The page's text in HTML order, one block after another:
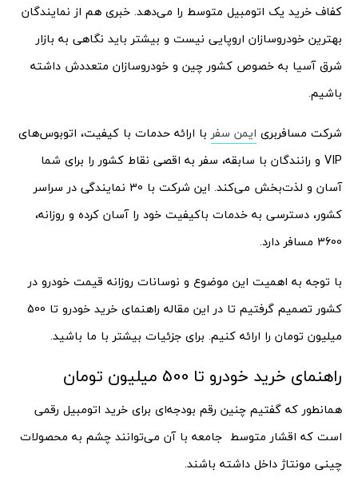
کفاف خرید یک اتومبیل متوسط را می‌دهد. خبری هم از نمایندگان
بهترین خودروسازان اروپایی نیست و بیشتر باید نگاهی به بازار
شرق آسیا به خصوص کشور چین و خودروسازان متعددش داشته
باشیم.
شرکت مسافربری ایمن سفربا ارائه حدمات با کیفیت، اتوبوس‌های
VIP و رانندگان با سابقه، سفر به اقصی نقاط کشور را برای شما
آسان و لذت‌بخش می‌کند. این شرکت با 30 نمایندگی در سراسر
کشور، دسترسی به خدمات باکیفیت خود را آسان کرده و روزانه،
3600 مسافر دارد.
با توجه به اهمیت این موضوع و نوسانات روزانه قیمت خودرو در
کشور تصمیم گرفتیم تا در این مقاله راهنمای خرید خودرو تا 500
میلیون تومان را ارائه کنیم. برای جزئیات بیشتر با ما باشید.
راهنمای خرید خودرو تا 500 میلیون تومان
همانطور که گفتیم چنین رقم بودجه‌ای برای خرید اتومبیل رقمی
است که اقشار متوسط جامعه با آن می‌توانند چشم به محصولات
چینی مونتاژ داخل داشته باشند.